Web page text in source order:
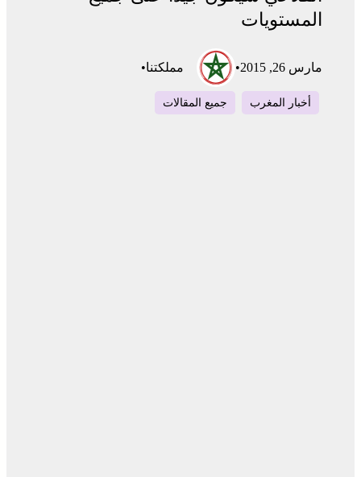
المستويات
مارس 26, 2015 • مملكتنا•
أخبار المغرب جميع المقالات